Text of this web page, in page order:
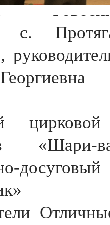
с.
цирковой